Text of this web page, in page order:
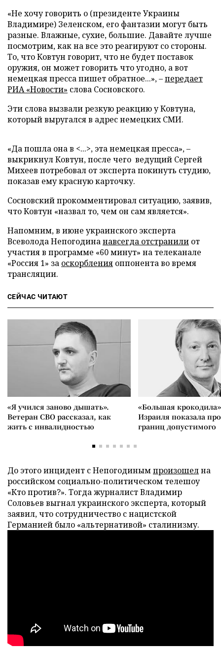
«Не хочу говорить о (президенте Украины
Владимире) Зеленском, его фантазии могут быть
разные. Влажные, сухие, большие. Давайте лучше
посмотрим, как на все это реагируют со стороны.
То, что Ковтун говорит, что не будет поставок
оружия, он может говорить что угодно, а вот
немецкая пресса пишет обратное...», –передает
РИА «Новости» слова Сосновского.
Эти слова вызвали резкую реакцию у Ковтуна,
который выругался в адрес немецких СМИ.
«Да пошла она в <...>, эта немецкая пресса», –
выкрикнул Ковтун, после чего ведущий Сергей
Михеев потребовал от эксперта покинуть студию,
показав ему красную карточку.
Сосновский прокомментировал ситуацию, заявив,
что Ковтун «назвал то, чем он сам является».
Напомним, в июне украинского эксперта
Всеволода Непогодинанавсегда отстранили от
участия в программе «60 минут» на телеканале
«Россия 1» за оскорбления оппонента во время
трансляции.
СЕЙЧАС ЧИТАЮТ
«Я учился заново дышать».
Ветеран СВО рассказал, как
жить с инвалидностью
«Большая
Израиля показала
границ допустимого
До этого инцидент с Непогодинымпроизошелна
российском социально-политическом телешоу
«Кто против?». Тогда журналист Владимир
Соловьев выгнал украинского эксперта, который
заявил, что сотрудничество с нацистской
Германией было «альтернативой» сталинизму.